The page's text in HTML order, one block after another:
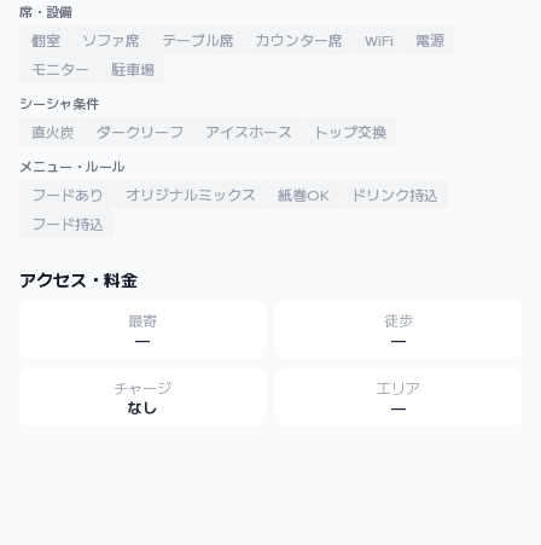
席・設備
個室 ソファ席 テーブル席 カウンター席 WiFi
電源
モニター
駐車場
シーシャ条件
直火炭 ダークリーフ アイスホース トップ交換
メニュー・ルール
フードあり オリジナルミックス 紙巻OK
ドリンク持込
フード持込
アクセス・料金
最寄
—
徒歩
—
チャージ
なし
エリア
—